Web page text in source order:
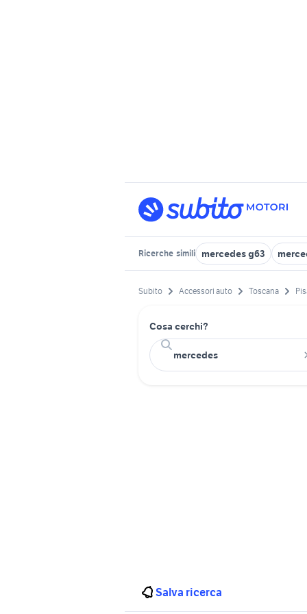
Ricerche simili mercedes g63
Subito Accessori auto Toscana
Cosa cerchi?
Salva ricerca